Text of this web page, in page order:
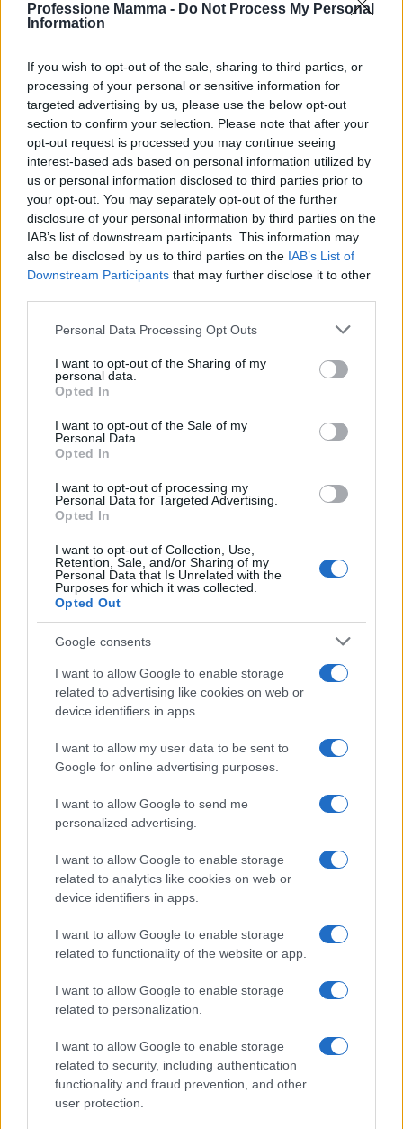
Professione Mamma - Do Not Process My Personal
Information
If you wish to opt-out of the sale, sharing to third parties, or
processing of your personal or sensitive information for
targeted advertising by us, please use the below opt-out
section to confirm your selection. Please note that after your
opt-out request is processed you may continue seeing
interest-based ads based on personal information utilized by
us or personal information disclosed to third parties prior to
your opt-out. You may separately opt-out of the further
disclosure of your personal information by third parties on the
IAB’s list of downstream participants. This information may
also be disclosed by us to third parties on the IAB’s List of
Downstream Participants that may further disclose it to other
Please note that this website/app uses one or more Google
not limited to your visit or usage behaviour. You may click to
grant or deny consent to Google and its third-party tags to
use your data for below specified purposes in below Google
consent section.
Personal Data Processing Opt Outs
I want to opt-out of the Sharing of my
personal data.
Opted In
I want to opt-out of the Sale of my
Personal Data.
Opted In
I want to opt-out of processing my
Personal Data for Targeted Advertising.
Opted In
I want to opt-out of Collection, Use,
Retention, Sale, and/or Sharing of my
Personal Data that Is Unrelated with the
Purposes for which it was collected.
Opted Out
Google consents
I want to allow Google to enable storage
related to advertising like cookies on web or
device identifiers in apps.
I want to allow my user data to be sent to
Google for online advertising purposes.
I want to allow Google to send me
personalized advertising.
I want to allow Google to enable storage
related to analytics like cookies on web or
device identifiers in apps.
I want to allow Google to enable storage
related to functionality of the website or app.
I want to allow Google to enable storage
related to personalization.
I want to allow Google to enable storage
related to security, including authentication
functionality and fraud prevention, and other
user protection.
Continua a leggere
NEWS E ATTUALITÀ
ICA Milano presenta mostre, concerti e letture per
l’autunno 2026
NEWS E ATTUALITÀ
Codacons denuncia: i problemi che affliggono la Sicilia
tra carburanti, spiagge e incendi
Matteo Pellegrino · 25 Lug 2026
Lamezia International Film Fest: arte e cultura si
incontrano in Calabria
Camilla Pellegrini · 16 Lug 2026